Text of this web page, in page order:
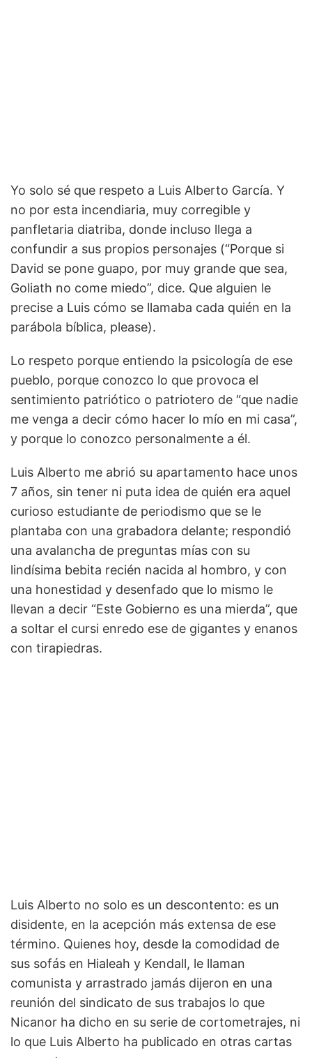
Yo solo sé que respeto a Luis Alberto García. Y
no por esta incendiaria, muy corregible y
panfletaria diatriba, donde incluso llega a
confundir a sus propios personajes (“Porque si
David se pone guapo, por muy grande que sea,
Goliath no come miedo”, dice. Que alguien le
precise a Luis cómo se llamaba cada quién en la
parábola bíblica, please).
Lo respeto porque entiendo la psicología de ese
pueblo, porque conozco lo que provoca el
sentimiento patriótico o patriotero de “que nadie
me venga a decir cómo hacer lo mío en mi casa”,
y porque lo conozco personalmente a él.
Luis Alberto me abrió su apartamento hace unos
7 años, sin tener ni puta idea de quién era aquel
curioso estudiante de periodismo que se le
plantaba con una grabadora delante; respondió
una avalancha de preguntas mías con su
lindísima bebita recién nacida al hombro, y con
una honestidad y desenfado que lo mismo le
llevan a decir “Este Gobierno es una mierda”, que
a soltar el cursi enredo ese de gigantes y enanos
con tirapiedras.
Luis Alberto no solo es un descontento: es un
disidente, en la acepción más extensa de ese
término. Quienes hoy, desde la comodidad de
sus sofás en Hialeah y Kendall, le llaman
comunista y arrastrado jamás dijeron en una
reunión del sindicato de sus trabajos lo que
Nicanor ha dicho en su serie de cortometrajes, ni
lo que Luis Alberto ha publicado en otras cartas